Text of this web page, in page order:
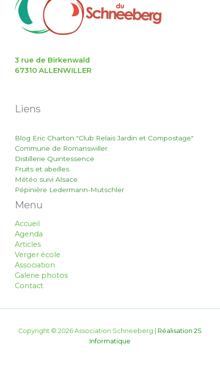
3 rue de Birkenwald
67310 ALLENWILLER
Liens
Blog Eric Charton "Club Relais Jardin et Compostage"
Commune de Romanswiller
Distillerie Quintessence
Fruits et abeilles
Météo suivi Alsace
Pépinière Ledermann-Mutschler
Menu
Accueil
Agenda
Articles
Verger école
Association
Galerie photos
Contact
Copyright © 2026 Association Schneeberg | Réalisation 2S
Informatique